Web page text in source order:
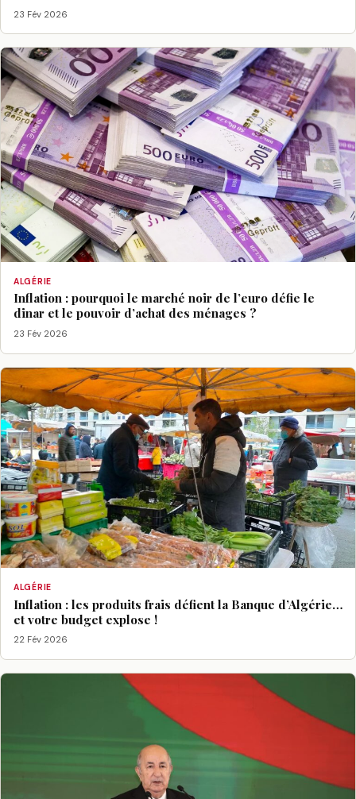
23 Fév 2026
ALGÉRIE
Inflation : pourquoi le marché noir de l’euro défie le
dinar et le pouvoir d’achat des ménages ?
23 Fév 2026
ALGÉRIE
Inflation : les produits frais défient la Banque d’Algérie…
et votre budget explose !
22 Fév 2026